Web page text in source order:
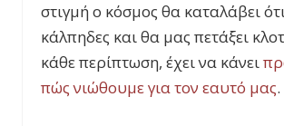
στιγμή ο κόσμος θα καταλάβει
κάλπηδες και θα μας πετάξει
κάθε περίπτωση, έχει να κάνει
πώς νιώθουμε για τον εαυτό μας.